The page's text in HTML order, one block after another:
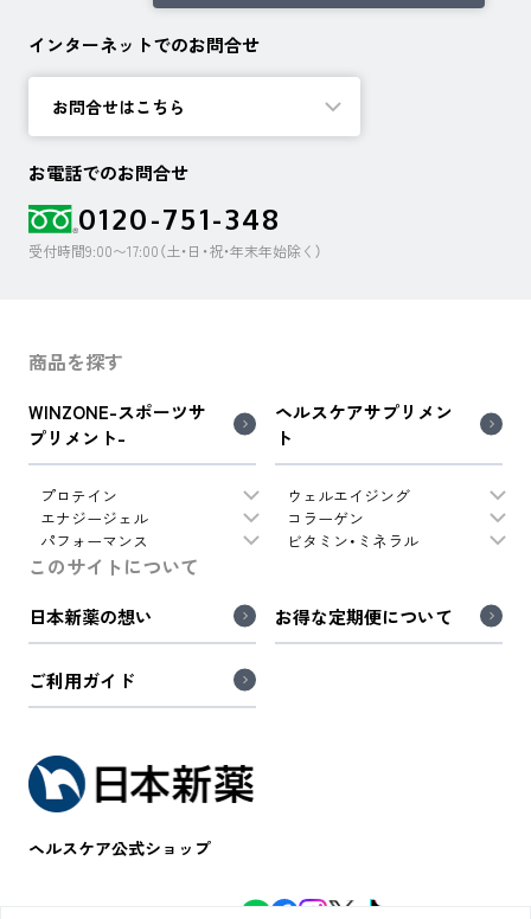
インターネットでのお問合せ
お問合せはこちら
お電話でのお問合せ
0120-751-348
受付時間9:00〜17:00（土・日・祝・年末年始除く）
商品を探す
WINZONE-スポーツサ
プリメント-
プロテイン
エナジージェル
パフォーマンス
ヘルスケアサプリメン
ト
ウェルエイジング
コラーゲン
ビタミン・ミネラル
このサイトについて
日本新薬の想い お得な定期便について
ご利用ガイド
ヘルスケア公式ショップ